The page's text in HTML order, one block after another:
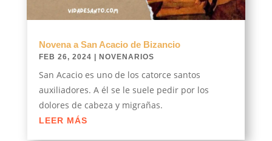
Novena a San Acacio de Bizancio
FEB 26, 2024 | NOVENARIOS
San Acacio es uno de los catorce santos
auxiliadores. A él se le suele pedir por los
dolores de cabeza y migrañas.
LEER MÁS